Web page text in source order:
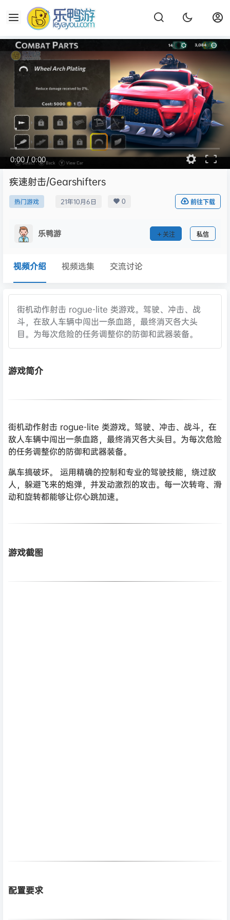
0:00/0:00
疾速射击/Gearshifters
热门游戏 21年10月6日 0 前往下载
乐鸭游 关注 私信
视频介绍 视频选集 交流讨论
街机动作射击 rogue-lite 类游戏。驾驶、冲击、战
斗，在敌人车辆中闯出一条血路，最终消灭各大头
目。为每次危险的任务调整你的防御和武器装备。
游戏简介
街机动作射击 rogue-lite 类游戏。驾驶、冲击、战斗，在
敌人车辆中闯出一条血路，最终消灭各大头目。为每次危险
的任务调整你的防御和武器装备。
飙车搞破坏。 运用精确的控制和专业的驾驶技能，绕过敌
人，躲避飞来的炮弹，并发动激烈的攻击。每一次转弯、滑
动和旋转都能够让你心跳加速。
游戏截图
处理器: Dual Core 2.2+ GHz
DirectX 版本: 11